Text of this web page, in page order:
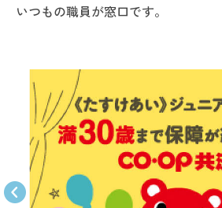
いつもの職員が窓口です。